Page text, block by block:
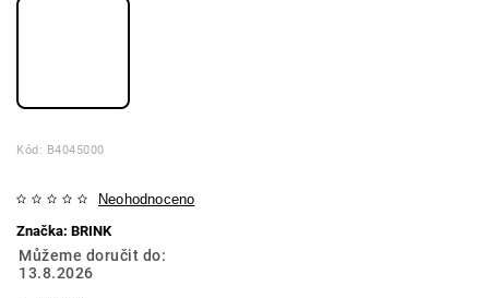
Kód: B4045000
Neohodnoceno
Značka: BRINK
Můžeme doručit do:
13.8.2026